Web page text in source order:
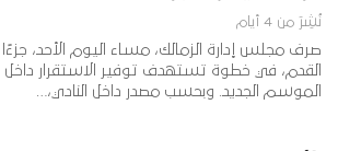
نُشِرَ من 4 أيام
صرف مجلس إدارة الزمالك، مساء اليوم الأحد،
القدم، في خطوة تستهدف توفير الاستقرار داخل
الموسم الجديد. وبحسب مصدر داخل النادي،…